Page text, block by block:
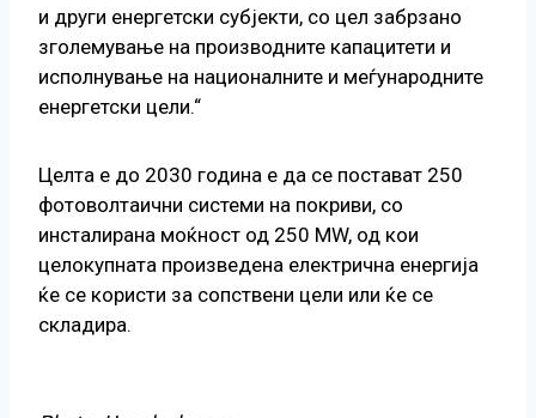
и други енергетски субјекти, со цел забрзано
зголемување на производните капацитети и
исполнување на националните и меѓународните
енергетски цели.“
Целта е до 2030 година е да се постават 250
фотоволтаични системи на покриви, со
инсталирана моќност од 250 MW, од кои
целокупната произведена електрична енергија
ќе се користи за сопствени цели или ќе се
складира.